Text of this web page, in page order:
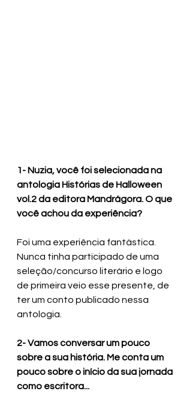
1- Nuzia, você foi selecionada na
antologia Histórias de Halloween
vol.2 da editora Mandrágora. O que
você achou da experiência?
Foi uma experiência fantástica.
Nunca tinha participado de uma
seleção/concurso literário e logo
de primeira veio esse presente, de
ter um conto publicado nessa
antologia.
2- Vamos conversar um pouco
sobre a sua história. Me conta um
pouco sobre o início da sua jornada
como escritora...